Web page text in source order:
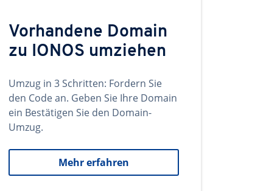
Vorhandene Domain
zu IONOS umziehen
Umzug in 3 Schritten: Fordern Sie
den Code an. Geben Sie Ihre Domain
ein Bestätigen Sie den Domain-
Umzug.
Mehr erfahren